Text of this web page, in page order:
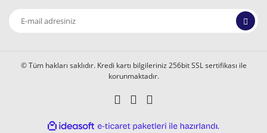
© Tüm hakları saklıdır. Kredi kartı bilgileriniz 256bit SSL sertifikası ile
korunmaktadır.
ideasoft
e-